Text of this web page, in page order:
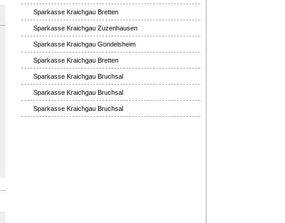
Sparkasse Kraichgau Bretten
Sparkasse Kraichgau Zuzenhausen
Sparkasse Kraichgau Gondelsheim
Sparkasse Kraichgau Bretten
Sparkasse Kraichgau Bruchsal
Sparkasse Kraichgau Bruchsal
Sparkasse Kraichgau Bruchsal